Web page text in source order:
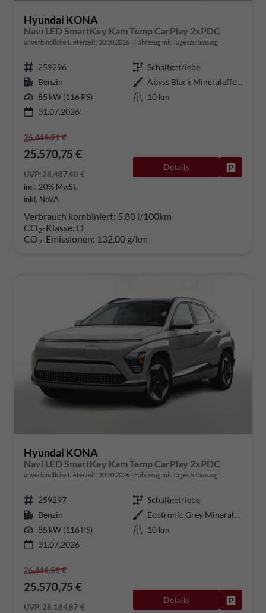
Hyundai KONA
Navi LED SmartKey Kam Temp CarPlay 2xPDC
unverbindliche Lieferzeit: 30.10.2026 Fahrzeug mit Tageszulassung
259296
Schaltgetriebe
Benzin
Abyss Black Mineraleffekt
85 kW (116 PS)
10 km
31.07.2026
26.441,51 €
25.570,75 €
UVP:28.487,40 €
incl. 20% MwSt.
inkl. NoVA
Details
Verbrauch kombiniert: 5,80 l/100km
CO2-Klasse: D
CO2-Emissionen: 132,00 g/km
Hyundai KONA
Navi LED SmartKey Kam Temp CarPlay 2xPDC
unverbindliche Lieferzeit: 30.10.2026 Fahrzeug mit Tageszulassung
259297
Schaltgetriebe
Benzin
Ecotronic Grey Mineraleffekt
85 kW (116 PS)
10 km
31.07.2026
26.441,51 €
25.570,75 €
UVP:28.184,87 €
Details